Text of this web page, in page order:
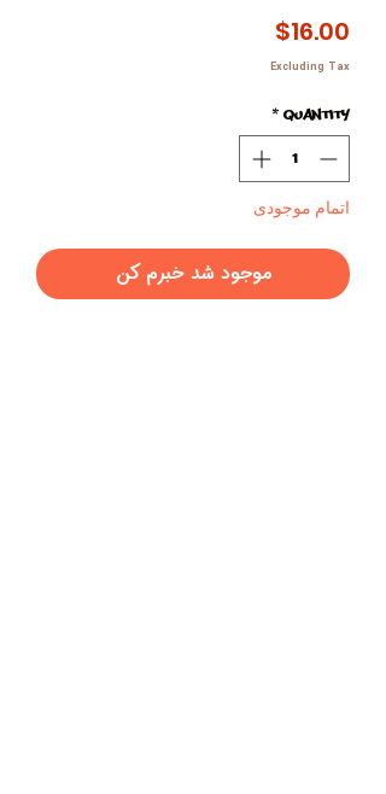
$16.00
Excluding Tax
Quantity
*
اتمام موجودی
موجود شد خبرم کن